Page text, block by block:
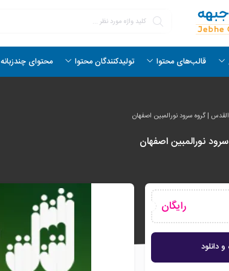
قالب‌های محتوا تولیدکنندگان محتوا محتوای چندزبانه
| گروه سرود نورالمبین اصفهان
نورالمبین اصفهان
رایگان
دانلود